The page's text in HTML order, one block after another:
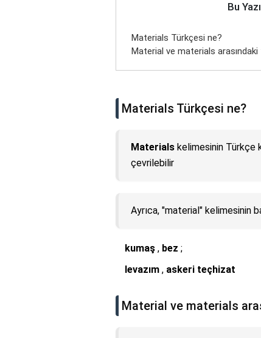
Bu
Materials Türkçesi ne?
Material ve materials
Materials Türkçesi ne?
Materials kelimesinin Türkçe
çevrilebilir
Ayrıca, "material" kelimesinin
kumaş , bez ;
levazım , askeri teçhizat
Material ve materials